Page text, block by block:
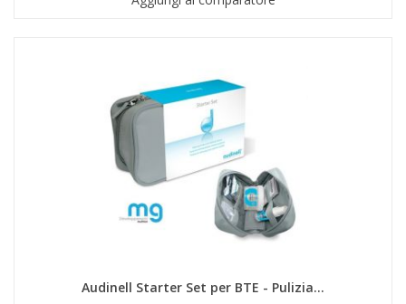
Audinell Starter Set per BTE - Pulizia...